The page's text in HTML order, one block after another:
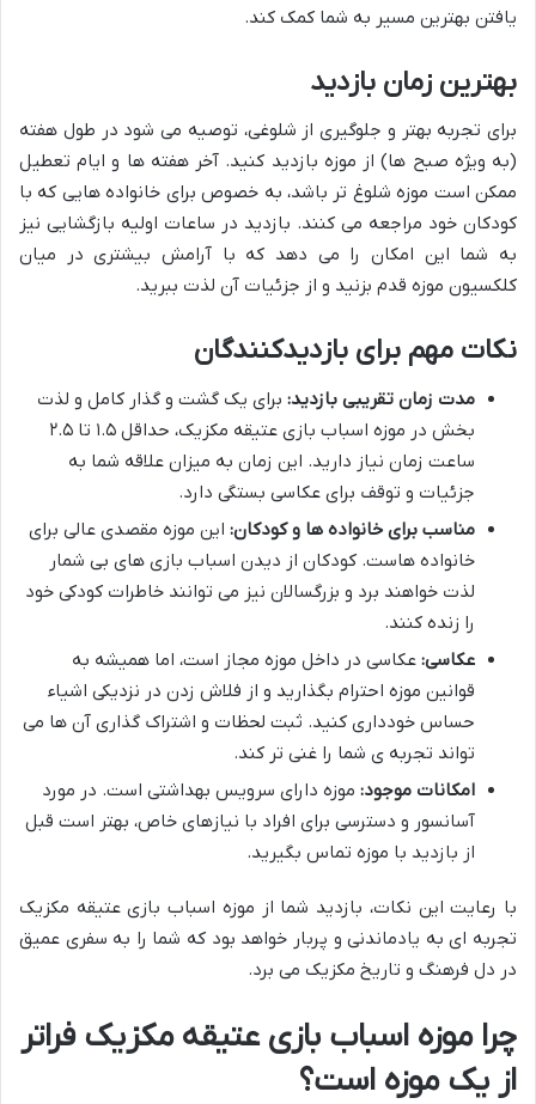
یافتن بهترین مسیر به شما کمک کند.
بهترین زمان بازدید
برای تجربه بهتر و جلوگیری از شلوغی، توصیه می شود در طول هفته
(به ویژه صبح ها) از موزه بازدید کنید. آخر هفته ها و ایام تعطیل
ممکن است موزه شلوغ تر باشد، به خصوص برای خانواده هایی که با
کودکان خود مراجعه می کنند. بازدید در ساعات اولیه بازگشایی نیز
به شما این امکان را می دهد که با آرامش بیشتری در میان
کلکسیون موزه قدم بزنید و از جزئیات آن لذت ببرید.
نکات مهم برای بازدیدکنندگان
مدت زمان تقریبی بازدید: برای یک گشت و گذار کامل و لذت
بخش در موزه اسباب بازی عتیقه مکزیک، حداقل ۱.۵ تا ۲.۵
ساعت زمان نیاز دارید. این زمان به میزان علاقه شما به
جزئیات و توقف برای عکاسی بستگی دارد.
مناسب برای خانواده ها و کودکان: این موزه مقصدی عالی برای
خانواده هاست. کودکان از دیدن اسباب بازی های بی شمار
لذت خواهند برد و بزرگسالان نیز می توانند خاطرات کودکی خود
را زنده کنند.
عکاسی: عکاسی در داخل موزه مجاز است، اما همیشه به
قوانین موزه احترام بگذارید و از فلاش زدن در نزدیکی اشیاء
حساس خودداری کنید. ثبت لحظات و اشتراک گذاری آن ها می
تواند تجربه ی شما را غنی تر کند.
امکانات موجود: موزه دارای سرویس بهداشتی است. در مورد
آسانسور و دسترسی برای افراد با نیازهای خاص، بهتر است قبل
از بازدید با موزه تماس بگیرید.
با رعایت این نکات، بازدید شما از موزه اسباب بازی عتیقه مکزیک
تجربه ای به یادماندنی و پربار خواهد بود که شما را به سفری عمیق
در دل فرهنگ و تاریخ مکزیک می برد.
چرا موزه اسباب بازی عتیقه مکزیک فراتر
از یک موزه است؟